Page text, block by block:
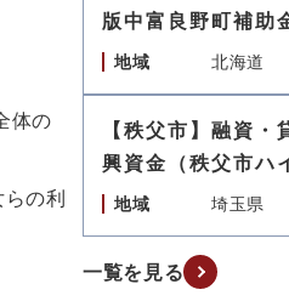
体の
の利
版中富良野町補助
地域 北海道
【秩父市】融資・
興資金（秩父市ハ
地域 埼玉県
一覧を見る